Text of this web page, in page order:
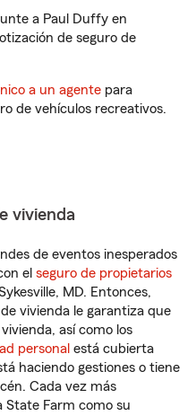
a Paul Duffy en
de seguro de
a un agente para
de vehículos recreativos.
vivienda
de eventos inesperados
el seguro de propietarios
MD. Entonces,
vivienda le garantiza que
así como los
personal está cubierta
haciendo gestiones o tiene
Cada vez más
State Farm como su